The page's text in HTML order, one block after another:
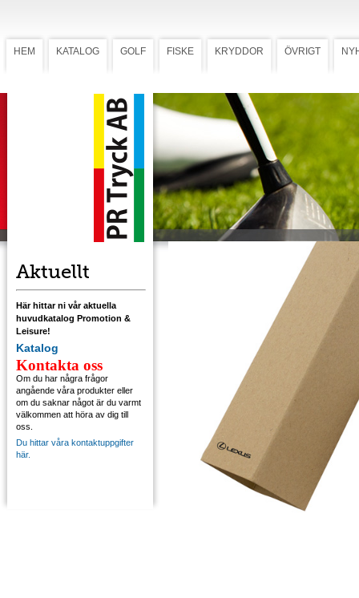
HEM KATALOG GOLF FISKE KRYDDOR ÖVRIGT
Aktuellt
Här hittar ni vår aktuella
huvudkatalog Promotion &
Leisure!
Katalog
Kontakta oss
Om du har några frågor
angående våra produkter eller
om du saknar något är du varmt
välkommen att höra av dig till
oss.
Du hittar våra kontaktuppgifter
här.
Startkit 15T Standard
Startkit 15T
(Art. 26315T)
Startkit i pappersask inkl. Titleist Tour Soft,
peggar, 2 markeringsknappar, twistpenna
greenlagare PF100. Priset inkluderar 1-
färgstryck på innehållet.